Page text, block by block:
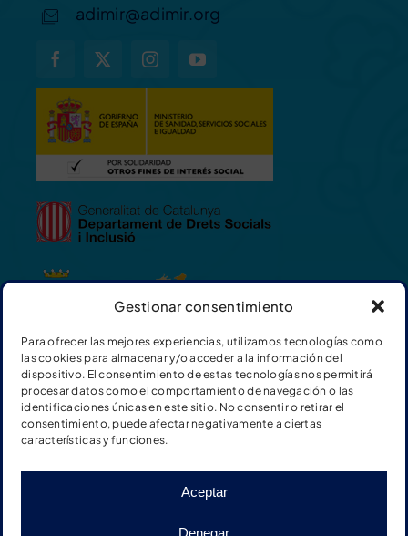
Gestionar consentimiento
Para ofrecer las mejores experiencias, utilizamos tecnologías como
las cookies para almacenar y/o acceder a la información del
dispositivo. El consentimiento de estas tecnologías nos permitirá
procesar datos como el comportamiento de navegación o las
identificaciones únicas en este sitio. No consentir o retirar el
consentimiento, puede afectar negativamente a ciertas
características y funciones.
Aceptar
Denegar
adimir@adimir.org
Términos y condiciones de las